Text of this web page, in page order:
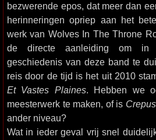
bezwerende epos, dat meer dan
herinneringen opriep aan het
werk van Wolves In The Throne
de directe aanleiding om in
geschiedenis van deze band te
reis door de tijd is het uit 2010
Et Vastes Plaines. Hebben we
meesterwerk te maken, of is
ander niveau?
Wat in ieder geval vrij snel